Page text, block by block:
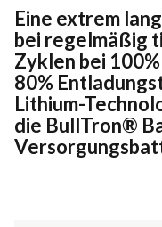
Eine extrem
bei regelmäßig
Zyklen bei
80%
Lithium-
die BullTron®